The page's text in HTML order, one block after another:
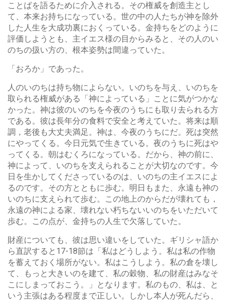
ことばを語るために介入される。その権威を創造主とし
て、本来お持ちになっている。世の中の人たちが神を除外
した人生を大成功裏におくっている。金持ちをどのように
評価しようとも、主イエス様の目からみると、その人のい
のちの扱い方の、根本姿勢は間違っていた。
「おろか」であった。
人のいのちは持ち物によらない。いのちを与え、いのちを
取られる権威がある「神によっている」ことに気がつかな
かった。神は彼のいのちを今夜のうちにも取り去られる方
である。彼は長年分の食料で安全と考えていた。将来は順
調，老後も大丈夫満足。神は、今夜のうちにだ。死は突然
にやってくる。今日元気で生きている。夜のうちに死はや
ってくる。朝はむくろになっている。だから、神の前に、
神によって、いのちを支えられることが大切なのです。今
日を生かしてくださっているのは、いのちの主イエスによ
るのです。その方とともに歩む。明日もまた、永遠も神の
いのちに支えられて歩む。この地上のからだが壊れても，
永遠の神による家、壊れない朽ちないいのちをいただいて
歩む。この点が、金持ちの人生で欠落していた。
財産についても、彼は思い違いをしていた。ギリシャ語か
ら直訳すると17-18節は「私はどうしよう。私は私の作物
を蓄えておく場所がない。私はこうしよう。私の倉を壊し
て、もっと大きいのを建て、私の穀物、私の財産はみなそ
こにしまっておこう。」となります。私のもの、私は、と
いう主張はある程度まで正しい。しかし本人が死んだら、